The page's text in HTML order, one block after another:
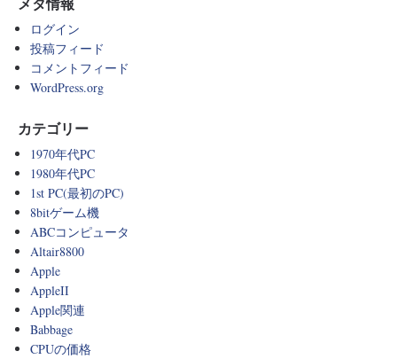
メタ情報
ログイン
投稿フィード
コメントフィード
WordPress.org
カテゴリー
1970年代PC
1980年代PC
1st PC(最初のPC)
8bitゲーム機
ABCコンピュータ
Altair8800
Apple
AppleII
Apple関連
Babbage
CPUの価格